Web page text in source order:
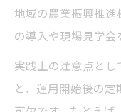
地域の農業振興推
の導入や現場見学会
実践上の注意点と
と、運用開始後の